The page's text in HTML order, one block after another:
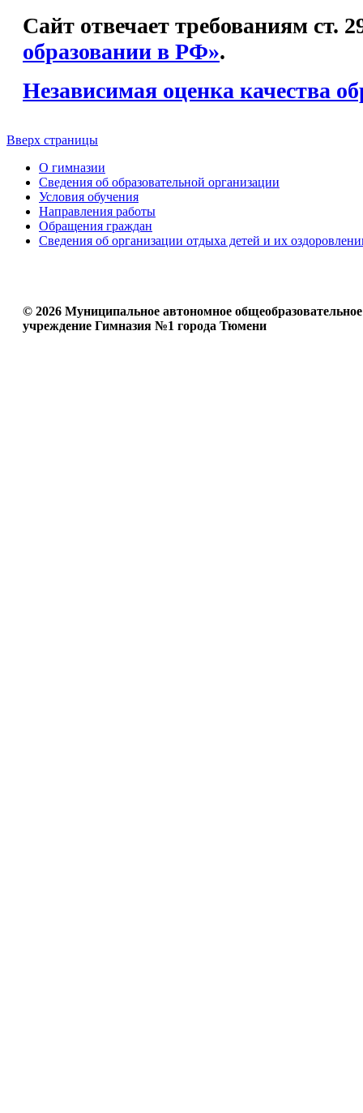
Сайт отвечает требованиям ст.
образовании в РФ».
Независимая оценка качества
Вверх страницы
О гимназии
Сведения об образовательной организации
Условия обучения
Направления работы
Обращения граждан
Сведения об организации отдыха детей и их
© 2026 Муниципальное автономное общеобразовательное
учреждение Гимназия №1 города Тюмени